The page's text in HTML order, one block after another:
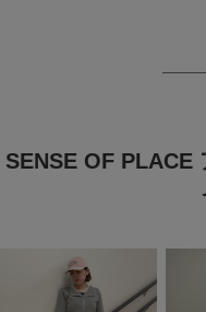
SENSE OF PLACE